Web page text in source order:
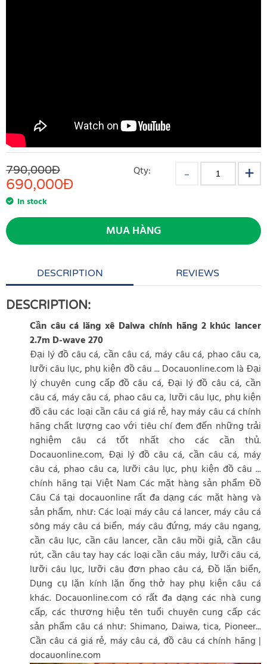
790,000Đ
690,000Đ
In stock
Qty:
MUA HÀNG
DESCRIPTION REVIEWS
DESCRIPTION:
Cần câu cá lăng xê Daiwa chính hãng 2 khúc lancer
2.7m D-wave 270
Đại lý đồ câu cá, cần câu cá, máy câu cá, phao câu ca,
lưỡi câu lục, phụ kiện đồ câu ... Docauonline.com là Đại
lý chuyên cung cấp đồ câu cá, Đại lý đồ câu cá, cần
câu cá, máy câu cá, phao câu ca, lưỡi câu lục, phụ kiện
đồ câu các loại cần câu cá giá rẻ, hay máy câu cá chính
hãng chất lượng cao với tiêu chí đem đến những trải
nghiệm câu cá tốt nhất cho các cần thủ.
Docauonline.com, Đại lý đồ câu cá, cần câu cá, máy
câu cá, phao câu ca, lưỡi câu lục, phụ kiện đồ câu ...
chính hãng tại Việt Nam Các mặt hàng sản phẩm Đồ
Câu Cá tại docauonline rất đa dạng các mặt hàng và
sản phẩm, như: Các loại máy câu cá lancer, máy câu cá
sông máy câu cá biển, máy câu đứng, máy câu ngang,
cần câu lục, cần câu lancer, cần câu mồi giả, cần câu
rút, cần câu tay hay các loại cần câu máy, lưỡi câu cá,
lưỡi câu lục, lưỡi câu đơn phao câu cá, Đồ lặn biển,
Dụng cụ lặn kính lặn ống thở hay phụ kiện câu cá
khác. Docauonline.com có rất đa dạng các nhà cung
cấp, các thương hiệu tên tuổi chuyên cung cấp các
sản phẩm câu cá như: Shimano, Daiwa, tica, Pioneer...
Cần câu cá giá rẻ, máy câu cá, đồ câu cá chính hãng |
docauonline.com